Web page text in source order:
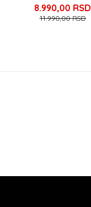
8.990,00 RSD
11.990,00RSD